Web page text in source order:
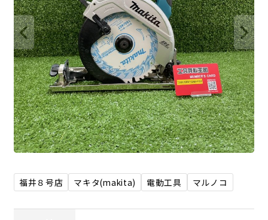
福井８号店 マキタ(makita) 電動工具 マルノコ